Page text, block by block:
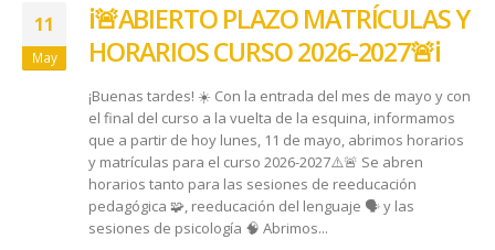
11
May
ℹ️🚨ABIERTO PLAZO MATRÍCULAS Y
HORARIOS CURSO 2026-2027🚨ℹ️
¡Buenas tardes! ☀️ Con la entrada del mes de mayo y con
el final del curso a la vuelta de la esquina, informamos
que a partir de hoy lunes, 11 de mayo, abrimos horarios
y matrículas para el curso 2026-2027⚠️🚨 Se abren
horarios tanto para las sesiones de reeducación
pedagógica 🧩, reeducación del lenguaje 🗣️ y las
sesiones de psicología 🧠 Abrimos...